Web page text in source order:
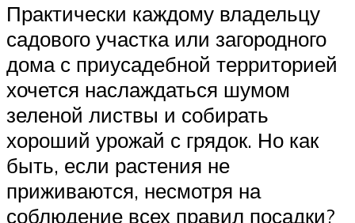
Практически каждому владельцу
садового участка или загородного
дома с приусадебной территорией
хочется наслаждаться шумом
зеленой листвы и собирать
хороший урожай с грядок. Но как
быть, если растения не
приживаются, несмотря на
соблюдение всех правил посадки?